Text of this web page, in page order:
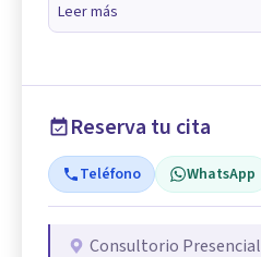
Leer más
Reserva tu cita
Teléfono WhatsApp
Consultorio Presencial